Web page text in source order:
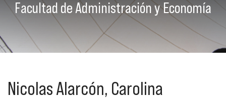
Facultad de Administración y Economía
Nicolas Alarcón, Carolina